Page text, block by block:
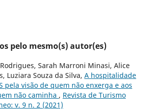
pelo mesmo(s) autor(es)
Sarah Marroni Minasi, Alice
Luziara Souza da Silva, A hospitalidade
pela visão de quem não enxerga e aos
não caminha , Revista de Turismo
v. 9 n. 2 (2021)